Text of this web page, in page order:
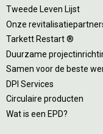
Tweede Leven Lijst
Onze
Tarkett Restart ®
Duurzame
Samen voor de beste
DPI Services
Circulaire producten
Wat is een EPD?